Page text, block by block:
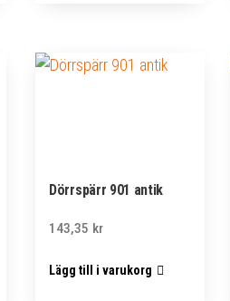
Dörrspärr 901 antik
143,35 kr
Lägg till i varukorg